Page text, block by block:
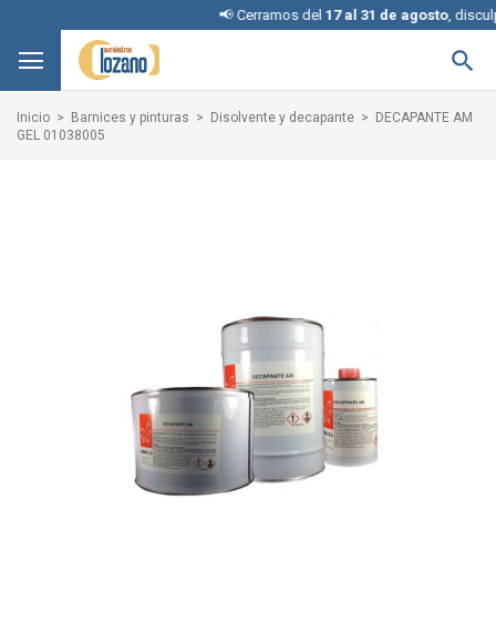
📢 Cerramos del 17 al 31 de agosto, disculpe

Inicio Barnices y pinturas Disolvente y decapante
DECAPANTE AM
GEL 01038005